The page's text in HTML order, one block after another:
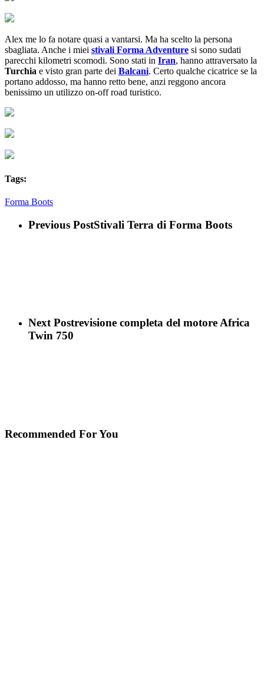
Alex me lo fa notare quasi a vantarsi. Ma ha scelto la persona
sbagliata. Anche i miei stivali Forma Adventure si sono sudati
parecchi kilometri scomodi. Sono stati in Iran, hanno attraversato la
Turchia e visto gran parte dei Balcani. Certo qualche cicatrice se la
portano addosso, ma hanno retto bene, anzi reggono ancora
benissimo un utilizzo on-off road turistico.
Tags:
Forma Boots
Previous PostStivali Terra di Forma Boots
Next Postrevisione completa del motore Africa
Twin 750
Recommended For You